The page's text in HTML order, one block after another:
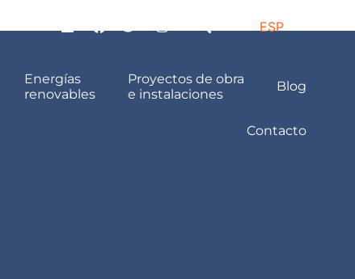
ESP
Energías
renovables
Proyectos de obra
e instalaciones
Blog
Contacto